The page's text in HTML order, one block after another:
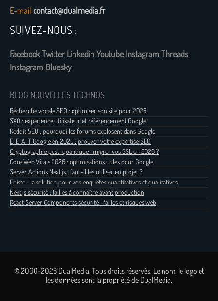
E-mail contact@dualmedia.fr
SUIVEZ-NOUS :
FacebookTwitter LinkedinYoutube InstagramThreads
Instagram Bluesky
BLOG NOUVELLES TECHNOS
Recherche vocale SEO : optimiser son site pour 2026
SXO : expérience utilisateur et référencement Google
Reddit SEO : pourquoi les forums explosent dans Google
E-E-A-T Google en 2026 : prouver votre expertise SEO
Cryptographie post-quantique : migrer vos SSL en 2026 ?
Core Web Vitals 2026 : optimisations utiles pour Google
Server Actions Next.js : faut-il les utiliser en projet ?
Episto : la solution pour vos enquêtes quantitatives et qualitatives
Next.js sécurité : failles à connaître avant production
React Server Components sécurité : failles et risques web
© 2000-2026 DualMedia. Tous droits réservés. Le nom, le logo et
les données sont la propriété de DualMedia.